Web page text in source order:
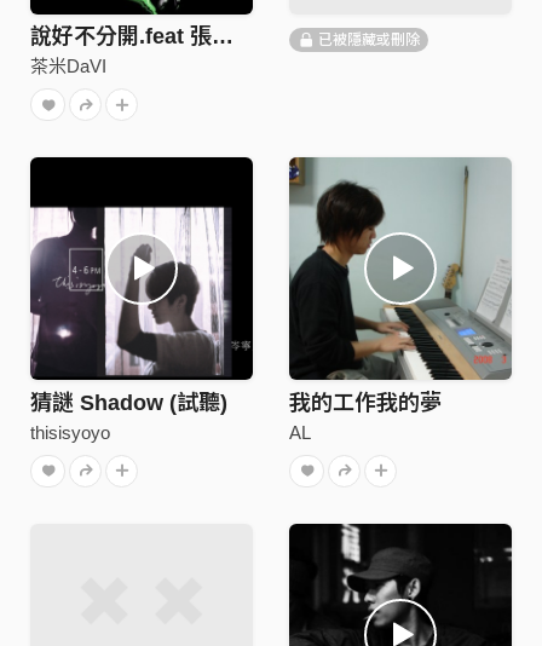
說好不分開.feat 張薪瑞
茶米DaVI
已被隱藏或刪除
猜謎 Shadow (試聽)
thisisyoyo
我的工作我的夢
AL